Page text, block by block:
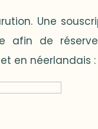
Une
afin de
en néerlandais :